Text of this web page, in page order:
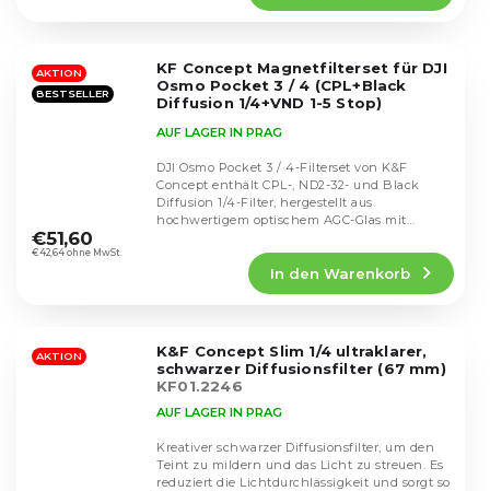
Sternen.
AKTION
BESTSELLER
KF Concept Magnetfilterset für DJI
Osmo Pocket 3 / 4 (CPL+Black
Diffusion 1/4+VND 1-5 Stop)
durchschnittliche
Produktbewertung
Sternen.
AUF LAGER IN PRAG
€42,64 ohne MwSt.
€51,60
In den Warenkorb
DJI Osmo Pocket 3 / 4-Filterset von K&F
Concept enthält CPL-, ND2-32- und Black
Diffusion 1/4-Filter, hergestellt aus
hochwertigem optischem AGC-Glas mit
AKTION
K&F Concept Slim 1/4 ultraklarer,
schwarzer Diffusionsfilter (67 mm)
KF01.2246
AUF LAGER IN PRAG
Kreativer schwarzer Diffusionsfilter, um den
Teint zu mildern und das Licht zu streuen. Es
reduziert die Lichtdurchlässigkeit und sorgt so